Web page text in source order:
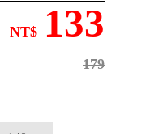
NT$ 133
179